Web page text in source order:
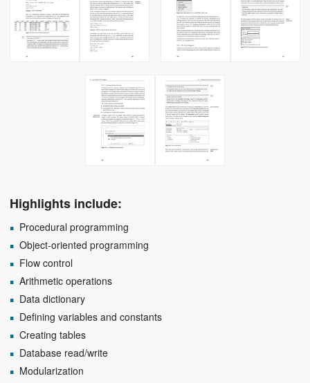
Highlights include:
Procedural programming
Object-oriented programming
Flow control
Arithmetic operations
Data dictionary
Defining variables and constants
Creating tables
Database read/write
Modularization